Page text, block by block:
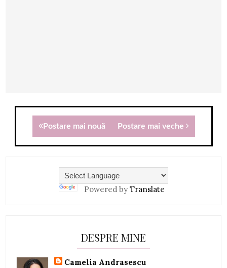
Postare mai nouă Postare mai veche
Powered by Translate
DESPRE MINE
Camelia Andrasescu